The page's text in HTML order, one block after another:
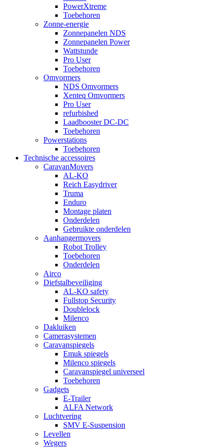
PowerXtreme
Toebehoren
Zonne-energie
Zonnepanelen NDS
Zonnepanelen Power
Wattstunde
Pro User
Toebehoren
Omvormers
NDS Omvormers
Xenteq Omvormers
Pro User
refurbished
Laadbooster DC-DC
Toebehoren
Powerstations
Toebehoren
Technische accessoires
CaravanMovers
AL-KO
Reich Easydriver
Truma
Enduro
Montage platen
Onderdelen
Gebruikte onderdelen
Aanhangermovers
Robot Trolley
Toebehoren
Onderdelen
Airco
Diefstalbeveiliging
AL-KO safety
Fullstop Security
Doublelock
Milenco
Dakluiken
Camerasystemen
Caravanspiegels
Emuk spiegels
Milenco spiegels
Caravanspiegel universeel
Toebehoren
Gadgets
E-Trailer
ALFA Network
Luchtvering
SMV E-Suspension
Levellen
Wegers